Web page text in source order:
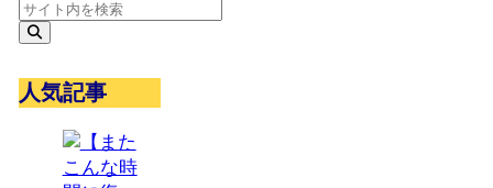
人気記事